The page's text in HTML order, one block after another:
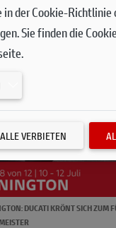
DUCATI KRÖNT SICH ZUM
in der Cookie-Richtlinie
Sie finden die
ALLE VERBIETEN